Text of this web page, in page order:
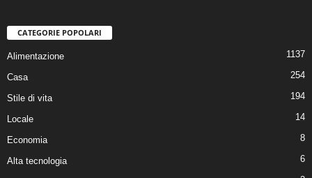
CATEGORIE POPOLARI
Alimentazione 1137
Casa 254
Stile di vita 194
Locale 14
Economia 8
Alta tecnologia 6